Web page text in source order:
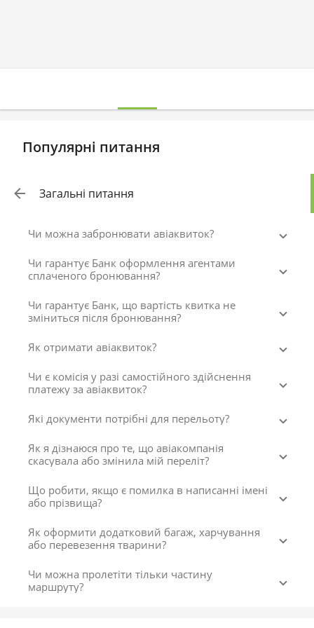
Популярні питання
Загальні питання
Чи можна забронювати авіаквиток?
Чи гарантує Банк оформлення агентами
сплаченого бронювання?
Чи гарантує Банк, що вартість квитка не
зміниться після бронювання?
Як отримати авіаквиток?
Чи є комісія у разі самостійного здійснення
платежу за авіаквиток?
Які документи потрібні для перельоту?
Як я дізнаюся про те, що авіакомпанія
скасувала або змінила мій переліт?
Що робити, якщо є помилка в написанні імені
або прізвища?
Як оформити додатковий багаж, харчування
або перевезення тварини?
Чи можна пролетіти тільки частину
маршруту?